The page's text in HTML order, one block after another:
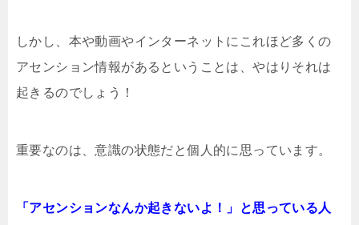
しかし、本や動画やインターネットにこれほど多くの
アセンション情報があるということは、やはりそれは
起きるのでしょう！
重要なのは、意識の状態だと個人的に思っています。
「アセンションなんか起きないよ！」と思っている人